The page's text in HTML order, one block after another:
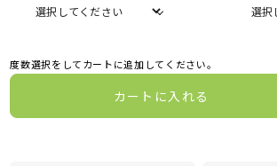
度数選択をしてカートに追加してください。
カートに入れる